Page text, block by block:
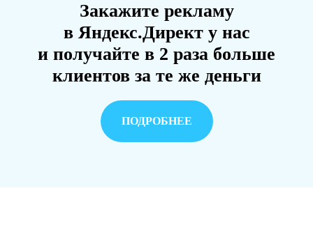
Закажите рекламу
в Яндекс.Директ у нас
и получайте в 2 раза больше
клиентов за те же деньги
ПОДРОБНЕЕ